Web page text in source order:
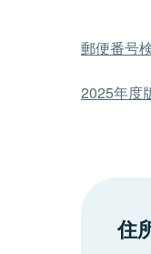
郵便番号
2025年度
住